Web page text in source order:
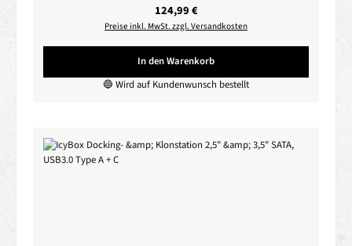
Regulärer Preis:
124,99 €
Preise inkl. MwSt. zzgl. Versandkosten
In den Warenkorb
🔵 Wird auf Kundenwunsch bestellt